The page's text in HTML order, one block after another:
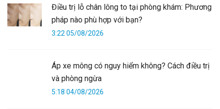
Điều trị lỗ chân lông to tại phòng khám: Phương
pháp nào phù hợp với bạn?
3:22 05/08/2026
Áp xe mông có nguy hiểm không? Cách điều trị
và phòng ngừa
5:18 04/08/2026